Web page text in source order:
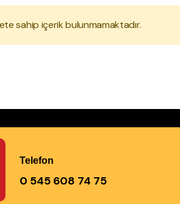
sahip içerik bulunmamaktadır.
Telefon
0 545 608 74 75